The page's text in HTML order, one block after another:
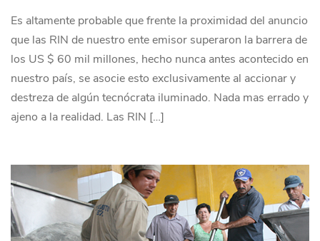
Es altamente probable que frente la proximidad del anuncio
que las RIN de nuestro ente emisor superaron la barrera de
los US $ 60 mil millones, hecho nunca antes acontecido en
nuestro país, se asocie esto exclusivamente al accionar y
destreza de algún tecnócrata iluminado. Nada mas errado y
ajeno a la realidad. Las RIN […]